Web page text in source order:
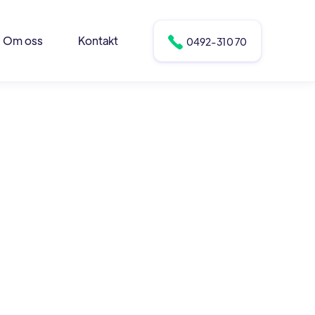
Om oss Kontakt  0492-310 70